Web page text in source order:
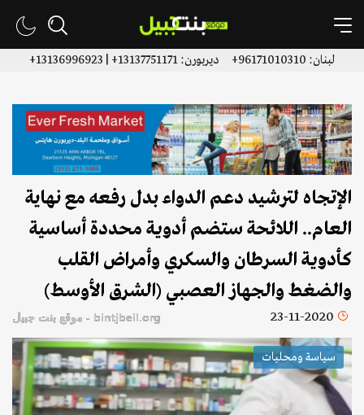
لبنان: 96171010310+ ديربورن: 13137751171+ | 13136996923+
الإتجاه لترشيد دعم الدواء بدل رفعه مع نهاية
العام.. اللائحة ستضم أدوية محددة أساسية
كأدوية السرطان والسكري وأمراض القلب
والضغط والجهاز العصبي (الشرق الأوسط)
23-11-2020 bintjbeil.org - موقع بنت جبيل
سياسة ومحليات